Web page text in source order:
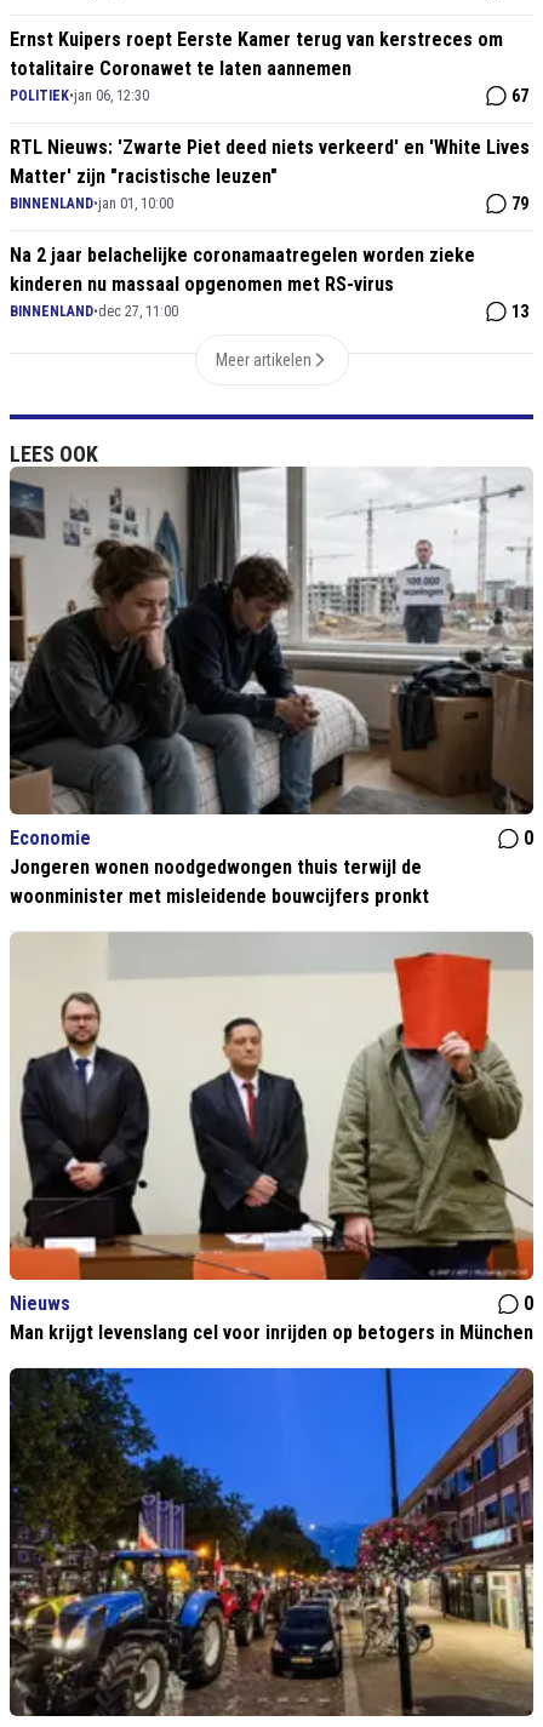
Ernst Kuipers roept Eerste Kamer terug van kerstreces om
totalitaire Coronawet te laten aannemen
POLITIEK•jan 06, 12:30 67
RTL Nieuws: 'Zwarte Piet deed niets verkeerd' en 'White Lives
Matter' zijn "racistische leuzen"
BINNENLAND•jan 01, 10:00 79
Na 2 jaar belachelijke coronamaatregelen worden zieke
kinderen nu massaal opgenomen met RS-virus
BINNENLAND•dec 27, 11:00 13
Meer artikelen
LEES OOK
Economie
0
Jongeren wonen noodgedwongen thuis terwijl de
woonminister met misleidende bouwcijfers pronkt
Nieuws
0
Man krijgt levenslang cel voor inrijden op betogers in München